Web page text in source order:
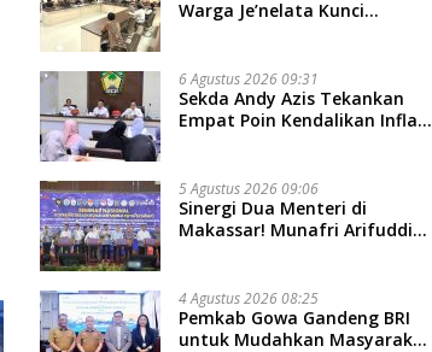
Adat dan Adab
Warga Je’nelata Kunci
6 Agustus 2026 09:31
Sekda Andy Azis Tekankan
Empat Poin Kendalikan Inflasi
5 Agustus 2026 09:06
Sinergi Dua Menteri di
Makassar! Munafri Arifuddin
Baru
4 Agustus 2026 08:25
Pemkab Gowa Gandeng BRI
untuk Mudahkan Masyarakat